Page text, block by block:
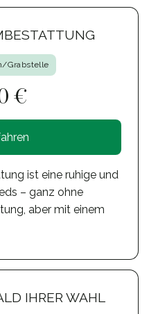
Grabstelle
€
ist eine ruhige und
– ganz ohne
aber mit einem
IHRER WAHL